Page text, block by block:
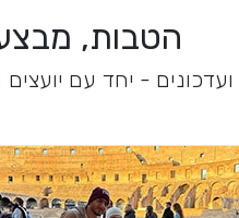
הטבות,
- יחד עם